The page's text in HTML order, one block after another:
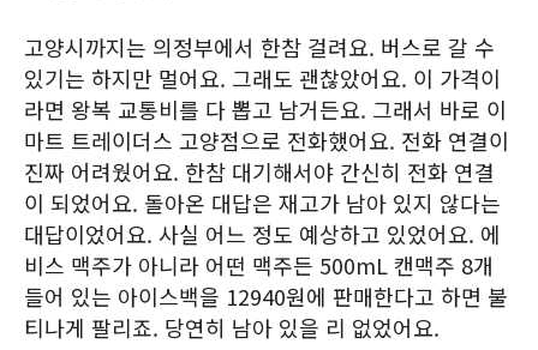
고양시까지는 의정부에서 한참 걸려요. 버스로 갈 수
있기는 하지만 멀어요. 그래도 괜찮았어요. 이 가격이
라면 왕복 교통비를 다 뽑고 남거든요. 그래서 바로 이
마트 트레이더스 고양점으로 전화했어요. 전화 연결이
진짜 어려웠어요. 한참 대기해서야 간신히 전화 연결
이 되었어요. 돌아온 대답은 재고가 남아 있지 않다는
대답이었어요. 사실 어느 정도 예상하고 있었어요. 에
비스 맥주가 아니라 어떤 맥주든 500mL 캔맥주 8개
들어 있는 아이스백을 12940원에 판매한다고 하면 불
티나게 팔리죠. 당연히 남아 있을 리 없었어요.